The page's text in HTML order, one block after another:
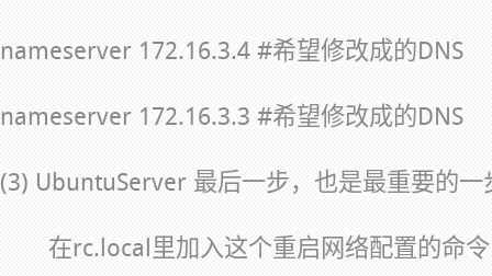
nameserver 172.16.3.4 #希望修改成的DNS
nameserver 172.16.3.3 #希望修改成的DNS
(3) UbuntuServer 最后一步，也是最重要的一
在rc.local里加入这个重启网络配置的命